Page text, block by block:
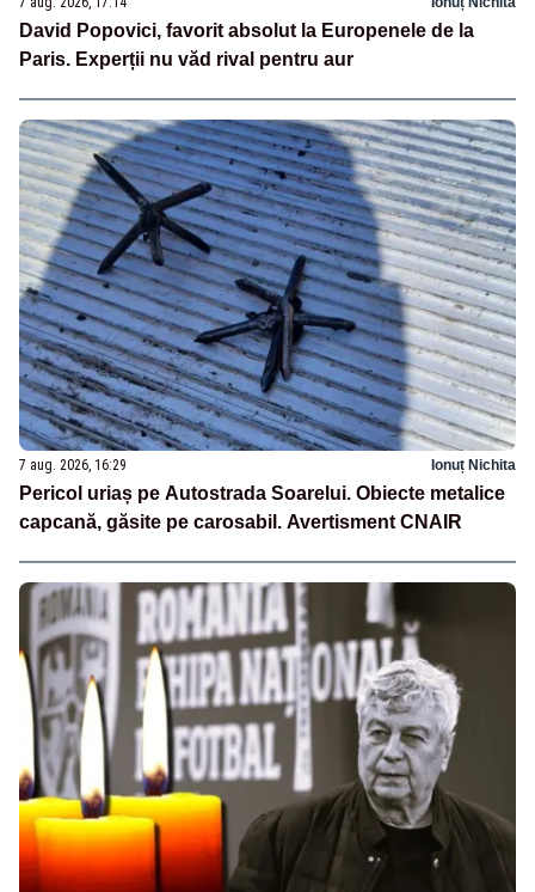
David Popovici, favorit absolut la Europenele de la
Paris. Experții nu văd rival pentru aur
7 aug. 2026, 16:29 Ionuț Nichita
Pericol uriaș pe Autostrada Soarelui. Obiecte metalice
capcană, găsite pe carosabil. Avertisment CNAIR